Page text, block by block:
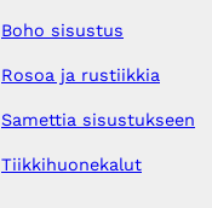
Boho sisustus
Rosoa ja rustiikkia
Samettia sisustukseen
Tiikkihuonekalut